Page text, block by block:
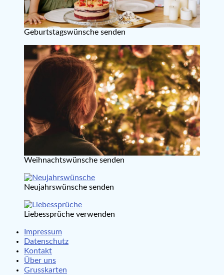
Geburtstagswünsche senden
Weihnachtswünsche senden
Neujahrswünsche senden
Liebessprüche verwenden
Impressum
Datenschutz
Kontakt
Über uns
Grusskarten